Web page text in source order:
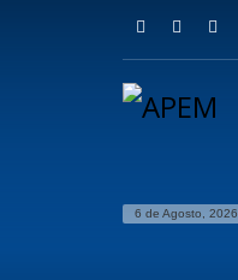
6 de Agosto, 2026